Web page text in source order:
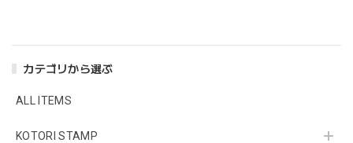
カテゴリから選ぶ
ALL ITEMS
KOTORI STAMP